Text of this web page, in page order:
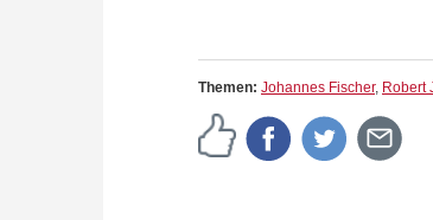
Themen: Johannes Fischer, Robert